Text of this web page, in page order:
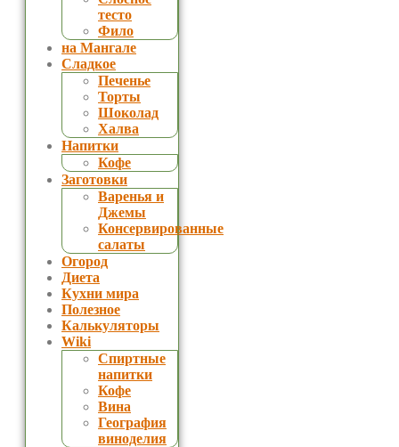
тесто
Фило
на Мангале
Сладкое
Печенье
Торты
Шоколад
Халва
Напитки
Кофе
Заготовки
Варенья и
Джемы
Консервированные
салаты
Огород
Диета
Кухни мира
Полезное
Калькуляторы
Wiki
Спиртные
напитки
Кофе
Вина
География
виноделия